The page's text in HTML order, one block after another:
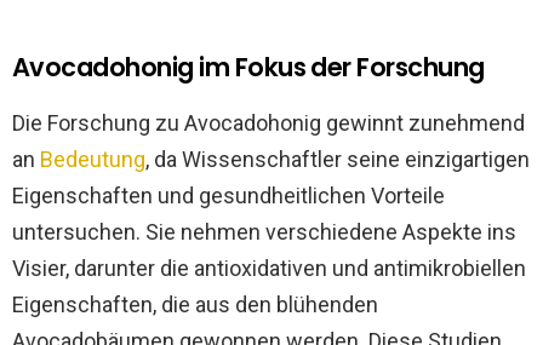
Avocadohonig im Fokus der Forschung
Die Forschung zu Avocadohonig gewinnt zunehmend
an Bedeutung, da Wissenschaftler seine einzigartigen
Eigenschaften und gesundheitlichen Vorteile
untersuchen. Sie nehmen verschiedene Aspekte ins
Visier, darunter die antioxidativen und antimikrobiellen
Eigenschaften, die aus den blühenden